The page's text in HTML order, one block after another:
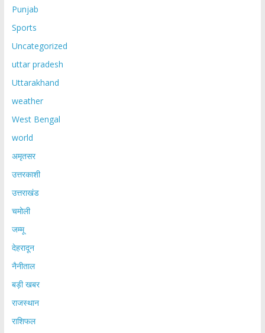
Punjab
Sports
Uncategorized
uttar pradesh
Uttarakhand
weather
West Bengal
world
अमृतसर
उत्तरकाशी
उत्तराखंड
चमोली
जम्मू
देहरादून
नैनीताल
बड़ी खबर
राजस्थान
राशिफल